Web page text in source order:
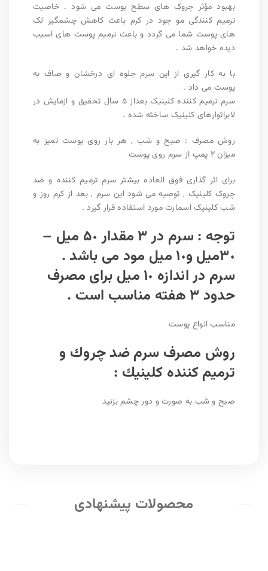
بهبود مؤثر چروک هاى سطح پوست مى شود . خاصیت
ترمیم کنندگى مو جود در کرم باعث کاهش چشمگیر لک
هاى پوست شما مى گردد و باعث ترمیم پوست هاى اسیب
دیده خواهد شد .
‎با به کار گیری از این سرم جلوه اى درخشان و صاف به
پوست مى داد .
‎سرم ترمیم کننده کلینیک بعداز ۵ سال تحقیق و ازمایش در
لابراتوارهاى کلینیک ساخته شده .
‎روش مصرف : صبح و شب , هر بار روى پوست تمیز به
میزان ٢ پمپ از سرم روى پوست
براى اثر گذارى فوق العاده بیشتر سرم ترمیم کننده و ضد
چروک کلینیک , توصیه مى شود این سرم , بعد از کرم روز و
شب کلینیک اسمارت مورد استفاده قرار گیرد .
توجه : سرم در ٣ مقدار ۵٠ میل –
٣٠میل و١٠ میل مود مى باشد .
سرم در اندازه ١٠ میل براى مصرف
حدود ٣ هفته مناسب است .
مناسب انواع پوست
روش مصرف سرم ضد چروك و
ترميم كننده كلينيك :
صبح و شب به صورت و دور چشم بزنيد
محصولات پیشنهادی